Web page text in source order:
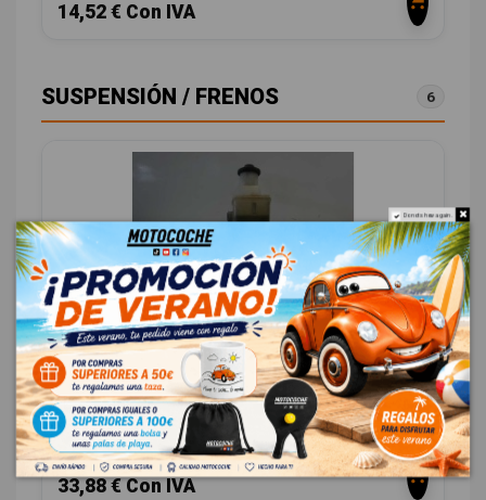
14,52 € Con IVA
SUSPENSIÓN / FRENOS 6
BOMBA FRENO 4720142290
TOYOTA RAV 4 (A2) 2.0 LUNA 4X4 (2003)
OEM:4720142290
ID:408139
28,00 € Sin IVA
33,88 € Con IVA
Do not show again.